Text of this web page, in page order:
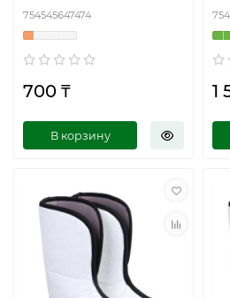
754545647474
700 ₸
В корзину
1